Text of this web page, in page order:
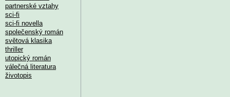
partnerské vztahy
sci-fi
sci-fi novella
společenský román
světová klasika
thriller
utopický román
válečná literatura
životopis